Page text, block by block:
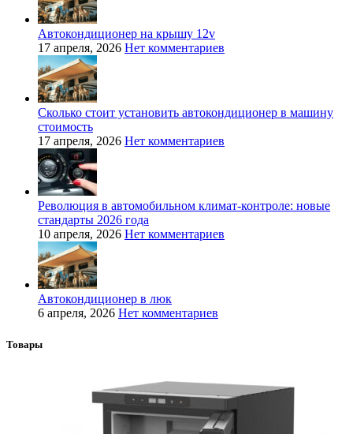
Автокондиционер на крышу 12v
17 апреля, 2026 Нет комментариев
Сколько стоит установить автокондиционер в машину
стоимость
17 апреля, 2026 Нет комментариев
Революция в автомобильном климат-контроле: новые
стандарты 2026 года
10 апреля, 2026 Нет комментариев
Автокондиционер в люк
6 апреля, 2026 Нет комментариев
Товары